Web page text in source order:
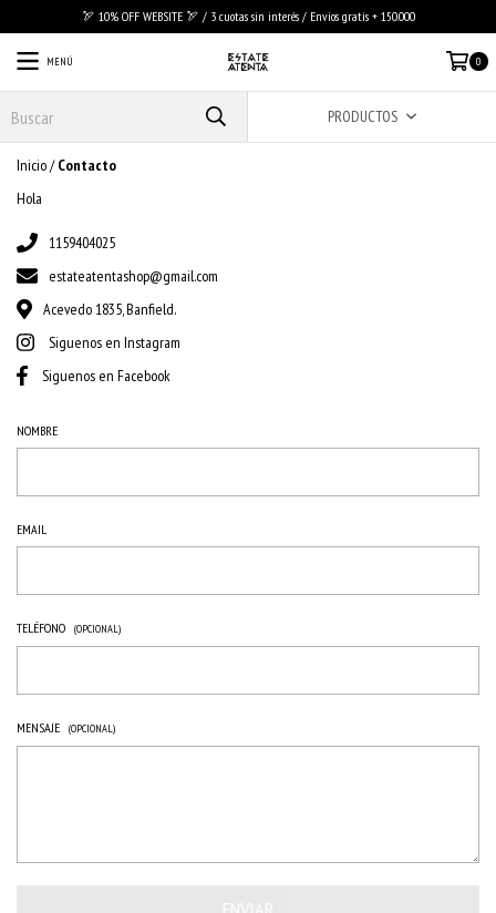
🏹 10% OFF WEBSITE 🏹 / 3 cuotas sin interés / Envios gratis + 150.000
MENÚ 0
PRODUCTOS
Inicio/ Contacto
Hola
1159404025
estateatentashop@gmail.com
Acevedo 1835, Banfield.
Siguenos en Instagram
Siguenos en Facebook
NOMBRE
EMAIL
TELÉFONO (OPCIONAL)
MENSAJE (OPCIONAL)